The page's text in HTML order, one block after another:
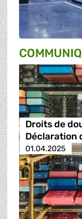
Droits de
Déclaration
01.04.2025